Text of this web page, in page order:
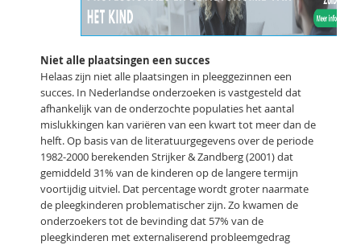
Niet alle plaatsingen een succes
Helaas zijn niet alle plaatsingen in pleeggezinnen een
succes. In Nederlandse onderzoeken is vastgesteld dat
afhankelijk van de onderzochte populaties het aantal
mislukkingen kan variëren van een kwart tot meer dan de
helft. Op basis van de literatuurgegevens over de periode
1982-2000 berekenden Strijker & Zandberg (2001) dat
gemiddeld 31% van de kinderen op de langere termijn
voortijdig uitviel. Dat percentage wordt groter naarmate
de pleegkinderen problematischer zijn. Zo kwamen de
onderzoekers tot de bevinding dat 57% van de
pleegkinderen met externaliserend probleemgedrag